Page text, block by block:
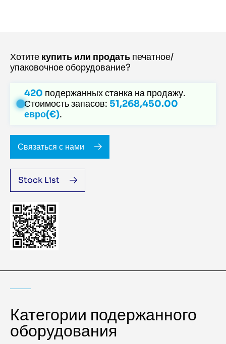
Хотите купить или продать печатное/
упаковочное оборудование?
420 подержанных станка на продажу.
Стоимость запасов: 51,268,450.00
евро(€).
Stock List
Связаться с нами
Категории подержанного
оборудования